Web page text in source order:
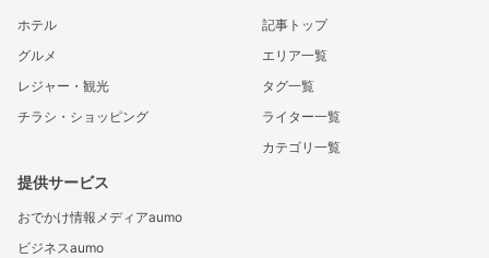
ホテル
グルメ
レジャー・観光
チラシ・ショッピング
記事トップ
エリア一覧
タグ一覧
ライター一覧
カテゴリ一覧
提供サービス
おでかけ情報メディアaumo
ビジネスaumo